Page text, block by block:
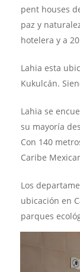
pent houses
paz y
hotelera y a
Lahia esta
Kukulcán.
Lahia se
su mayoría
Con 140
Caribe
Los
ubicación en
parques